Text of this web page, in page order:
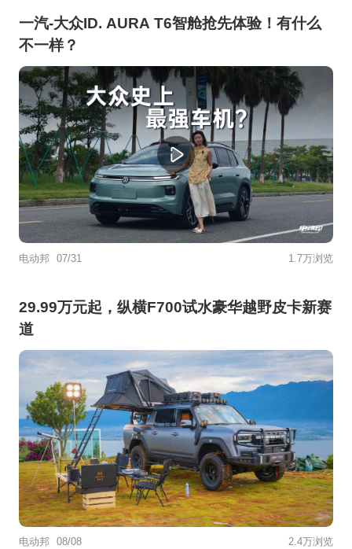
一汽-大众ID. AURA T6智舱抢先体验！有什么
不一样？
电动邦 07/31 1.7万浏览
29.99万元起，纵横F700试水豪华越野皮卡新赛
道
电动邦 08/08 2.4万浏览